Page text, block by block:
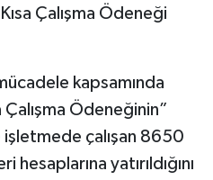
Çalışma Ödeneği
kapsamında
Ödeneğinin”
işletmede çalışan 8650
hesaplarına yatırıldığını